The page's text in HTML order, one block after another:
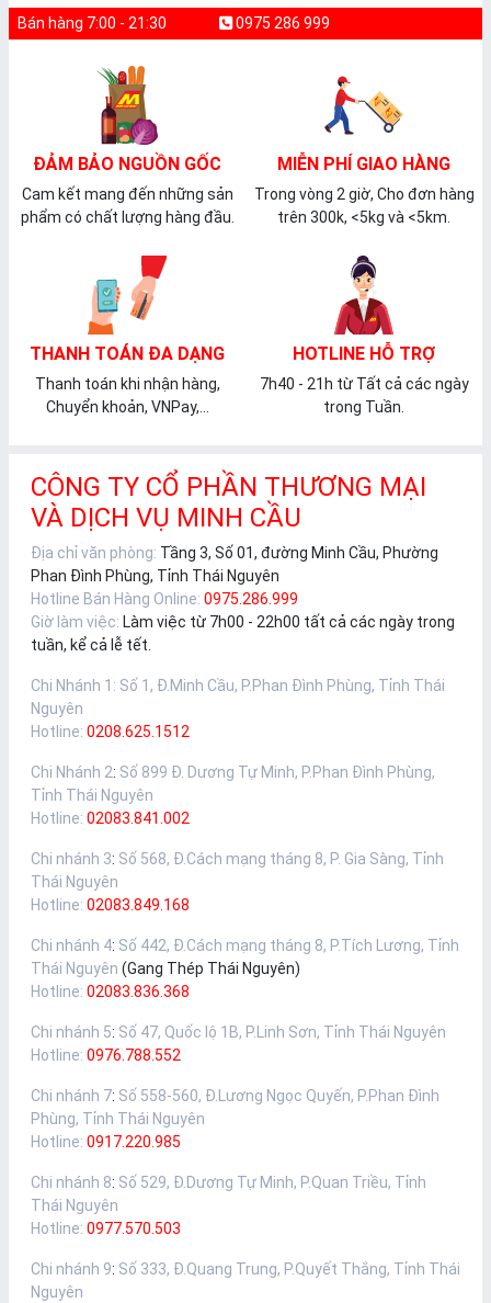
Bán hàng 7:00 - 21:30 0975 286 999
ĐẢM BẢO NGUỒN GỐC
Cam kết mang đến những sản
phẩm có chất lượng hàng đầu.
MIỄN PHÍ GIAO HÀNG
Trong vòng 2 giờ, Cho đơn hàng
trên 300k, <5kg và <5km.
THANH TOÁN ĐA DẠNG
Thanh toán khi nhận hàng,
Chuyển khoản, VNPay,...
HOTLINE HỖ TRỢ
7h40 - 21h từ Tất cả các ngày
trong Tuần.
CÔNG TY CỔ PHẦN THƯƠNG MẠI
VÀ DỊCH VỤ MINH CẦU
Địa chỉ văn phòng: Tầng 3, Số 01, đường Minh Cầu, Phường
Phan Đình Phùng, Tỉnh Thái Nguyên
Hotline Bán Hàng Online: 0975.286.999
Giờ làm việc: Làm việc từ 7h00 - 22h00 tất cả các ngày trong
tuần, kể cả lễ tết.
Chi Nhánh 1 : Số 1, Đ.Minh Cầu, P.Phan Đình Phùng, Tỉnh Thái
Nguyên
Hotline: 0208.625.1512
Chi Nhánh 2: Số 899 Đ. Dương Tự Minh, P.Phan Đình Phùng,
Tỉnh Thái Nguyên
Hotline: 02083.841.002
Chi nhánh 3: Số 568, Đ.Cách mạng tháng 8, P. Gia Sàng, Tỉnh
Thái Nguyên
Hotline: 02083.849.168
Chi nhánh 4: Số 442, Đ.Cách mạng tháng 8, P.Tích Lương, Tỉnh
Thái Nguyên (Gang Thép Thái Nguyên)
Hotline: 02083.836.368
Chi nhánh 5: Số 47, Quốc lộ 1B, P.Linh Sơn, Tỉnh Thái Nguyên
Hotline: 0976.788.552
Chi nhánh 7: Số 558-560, Đ.Lương Ngọc Quyến, P.Phan Đình
Phùng, Tỉnh Thái Nguyên
Hotline: 0917.220.985
Chi nhánh 8: Số 529, Đ.Dương Tự Minh, P.Quan Triều, Tỉnh
Thái Nguyên
Hotline: 0977.570.503
Chi nhánh 9: Số 333, Đ.Quang Trung, P.Quyết Thắng, Tỉnh Thái
Nguyên